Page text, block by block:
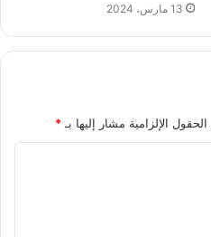
13 مارس، 2024
الحقول الإلزامية مشار إليها بـ*